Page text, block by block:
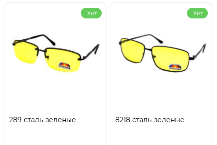
Хит
289 сталь-зеленые
Хит
8218 сталь-зеленые